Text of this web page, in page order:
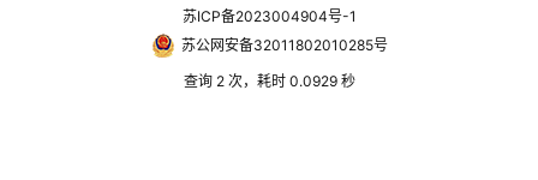
苏ICP备2023004904号-1
苏公网安备32011802010285号
查询 2 次，耗时 0.0929 秒